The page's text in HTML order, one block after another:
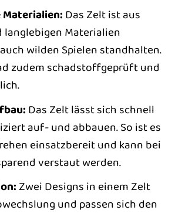
Das Zelt ist aus
Materialien
wilden Spielen standhalten.
zudem schadstoffgeprüft und
Das Zelt lässt sich schnell
auf- und abbauen. So ist es
einsatzbereit und kann bei
verstaut werden.
Zwei Designs in einem Zelt
und passen sich den